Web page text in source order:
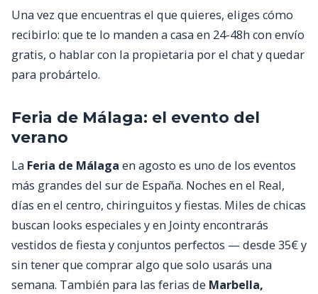
Una vez que encuentras el que quieres, eliges cómo
recibirlo: que te lo manden a casa en 24-48h con envío
gratis, o hablar con la propietaria por el chat y quedar
para probártelo.
Feria de Málaga: el evento del
verano
La Feria de Málaga en agosto es uno de los eventos
más grandes del sur de España. Noches en el Real,
días en el centro, chiringuitos y fiestas. Miles de chicas
buscan looks especiales y en Jointy encontrarás
vestidos de fiesta y conjuntos perfectos — desde 35€ y
sin tener que comprar algo que solo usarás una
semana. También para las ferias de Marbella,